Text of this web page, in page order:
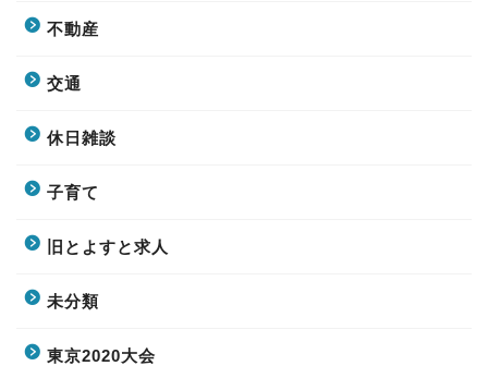
不動産
交通
休日雑談
子育て
旧とよすと求人
未分類
東京2020大会